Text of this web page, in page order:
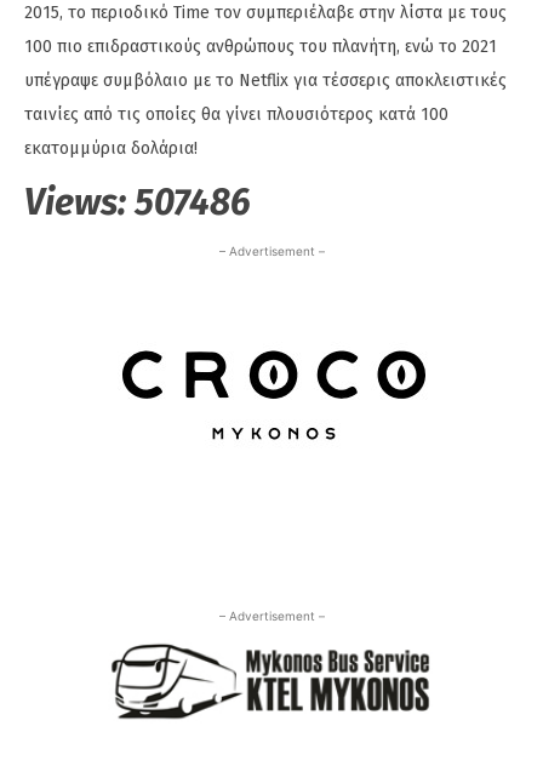
2015, το περιοδικό Time τον συμπεριέλαβε στην λίστα με τους
100 πιο επιδραστικούς ανθρώπους του πλανήτη, ενώ το 2021
υπέγραψε συμβόλαιο με το Netflix για τέσσερις αποκλειστικές
ταινίες από τις οποίες θα γίνει πλουσιότερος κατά 100
εκατομμύρια δολάρια!
Views:507486
– Advertisement –
– Advertisement –